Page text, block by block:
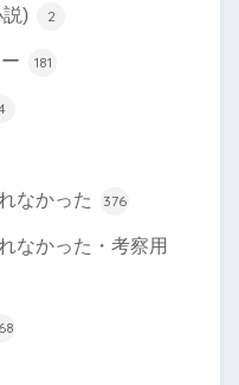
) 2
181
なかった 376
なかった・考察用